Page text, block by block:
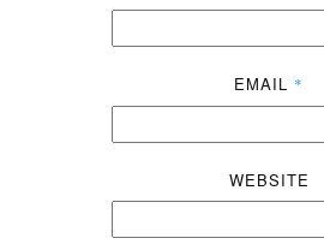
EMAIL *
WEBSITE